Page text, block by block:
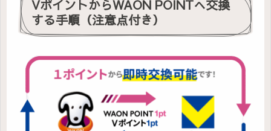
VポイントからWAON POINTへ交換
する手順（注意点付き）